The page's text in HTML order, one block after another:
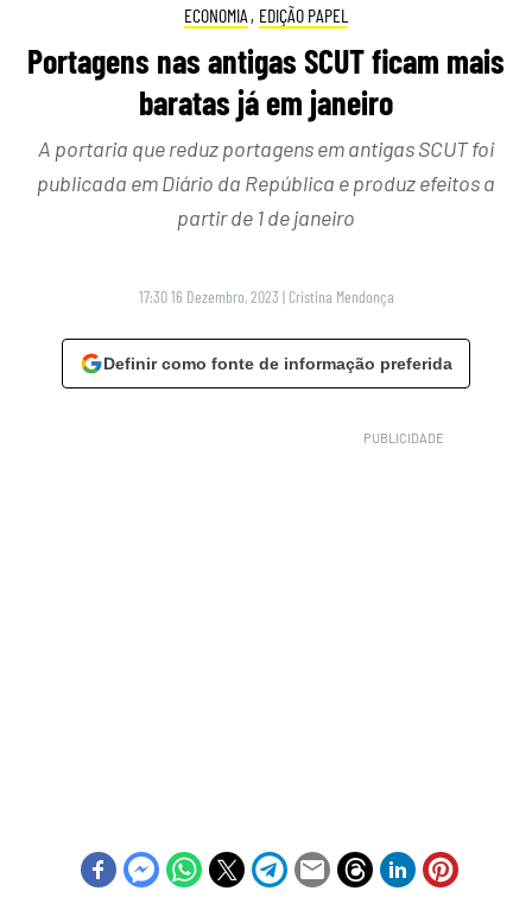
ECONOMIA , EDIÇÃO PAPEL
Portagens nas antigas SCUT ficam mais
baratas já em janeiro
A portaria que reduz portagens em antigas SCUT foi
publicada em Diário da República e produz efeitos a
partir de 1 de janeiro
17:30 16 Dezembro, 2023 | Cristina Mendonça
Definir como fonte de informação preferida